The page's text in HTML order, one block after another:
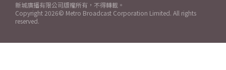
新城廣播有限公司版權所有，不得轉載。
Copyright 2026© Metro Broadcast Corporation Limited. All rights
reserved.